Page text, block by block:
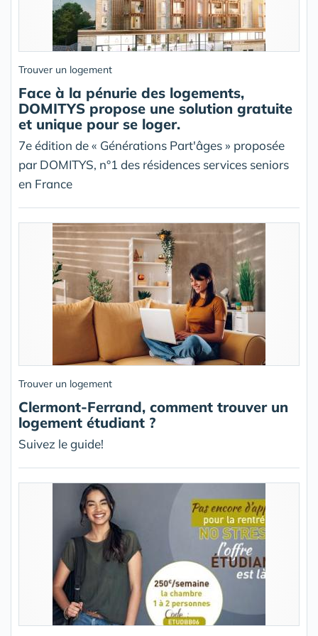
Trouver un logement
Face à la pénurie des logements,
DOMITYS propose une solution gratuite
et unique pour se loger.
7e édition de « Générations Part'âges » proposée
par DOMITYS, n°1 des résidences services seniors
en France
Trouver un logement
Clermont-Ferrand, comment trouver un
logement étudiant ?
Suivez le guide!